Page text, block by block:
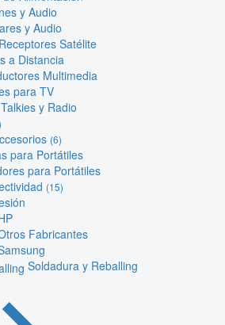
y Audio
y Audio
Satélite
a Distancia
Multimedia
para TV
y Radio
(6)
para Portátiles
para Portátiles
(15)
Fabricantes
Soldadura y Reballing